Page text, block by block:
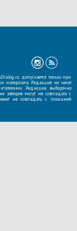
допускается только при
материала. Редакция не несет
Редакция выборочно
авторов могут не совпадать с
не совпадать с позицией